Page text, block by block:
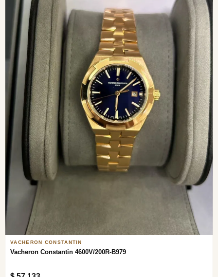
VACHERON CONSTANTIN
Vacheron Constantin 4600V/200R-B979